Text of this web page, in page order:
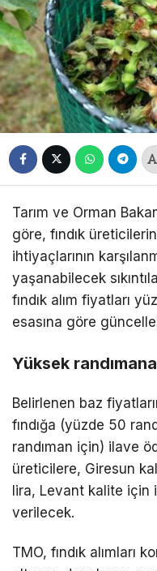
Tarım ve Orman
göre, fındık
ihtiyaçlarının
yaşanabilecek
fındık alım fiyatları
esasına göre
Yüksek
Belirlenen baz
fındığa (yüzde 50
randıman için) ilave
üreticilere, Giresun
lira, Levant kalite
verilecek.
TMO, fındık alımları